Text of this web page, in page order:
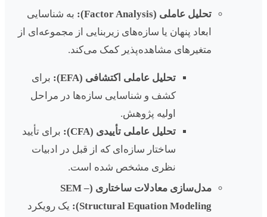
تحلیل عاملی (Factor Analysis):
به شناسایی
ابعاد پنهان یا سازه‌های زیربنایی از مجموعه‌ای از
متغیرهای مشاهده‌پذیر کمک می‌کند.
تحلیل عاملی اکتشافی (EFA):
برای
کشف و شناسایی سازه‌ها در مراحل
اولیه پژوهش.
تحلیل عاملی تأییدی (CFA):
برای تأیید
ساختار سازه‌ای که از قبل در ادبیات
نظری مشخص شده است.
مدل‌سازی معادلات ساختاری (SEM –
Structural Equation Modeling):
یک رویکرد